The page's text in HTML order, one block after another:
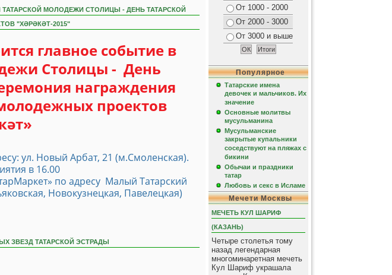
МОЛОДЕЖИ СТОЛИЦЫ - ДЕНЬ ТАТАРСКОЙ
"ХӘРӘКӘТ-2015"
главное событие в
Столицы - День
награждения
проектов
ул. Новый Арбат, 21 (м.Смоленская).
в 16.00
по адресу Малый Татарский
Новокузнецкая, Павелецкая)
ЗВЕЗД ТАТАРСКОЙ ЭСТРАДЫ
От 1000 - 2000
От 2000 - 3000
От 3000 и выше
Популярное
Татарские имена
девочек и мальчиков. Их
значение
Основные молитвы
мусульманина
Мусульманские
закрытые купальники
соседствуют на пляжах с
бикини
Обычаи и праздники
татар
Любовь и секс в Исламе
Мечети Москвы
МЕЧЕТЬ КУЛ ШАРИФ
(КАЗАНЬ)
Четыре столетья тому
назад легендарная
многоминаретная мечеть
Кул Шариф украшала